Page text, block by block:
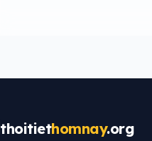
thoitiethomnay.org